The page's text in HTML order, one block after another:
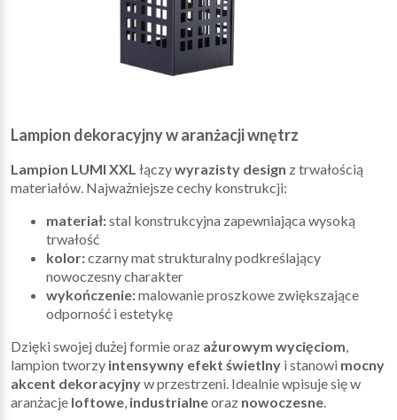
Lampion dekoracyjny w aranżacji wnętrz
Lampion LUMI XXL łączywyrazisty design z trwałością
materiałów. Najważniejsze cechy konstrukcji:
materiał:stal konstrukcyjna zapewniająca wysoką
trwałość
kolor:czarny mat strukturalny podkreślający
nowoczesny charakter
wykończenie:malowanie proszkowe zwiększające
odporność i estetykę
Dzięki swojej dużej formie oraz ażurowym wycięciom,
lampion tworzy intensywny efekt świetlny i stanowi mocny
akcent dekoracyjnyw przestrzeni. Idealnie wpisuje się w
aranżacje loftowe, industrialneoraz nowoczesne.